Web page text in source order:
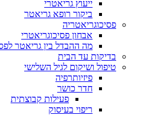
ייעוץ גריאטרי
ביקור רופא גריאטר
פסיכוגריאטריה
אבחון פסיכוגריאטרי
מה ההבדל בין גריאטר לפסיכוגריאטר?
בדיקות עד הבית
טיפול ושיקום לגיל השלישי
פיזיותרפיה
חדר כושר
פעילות קבוצתית
ריפוי בעיסוק